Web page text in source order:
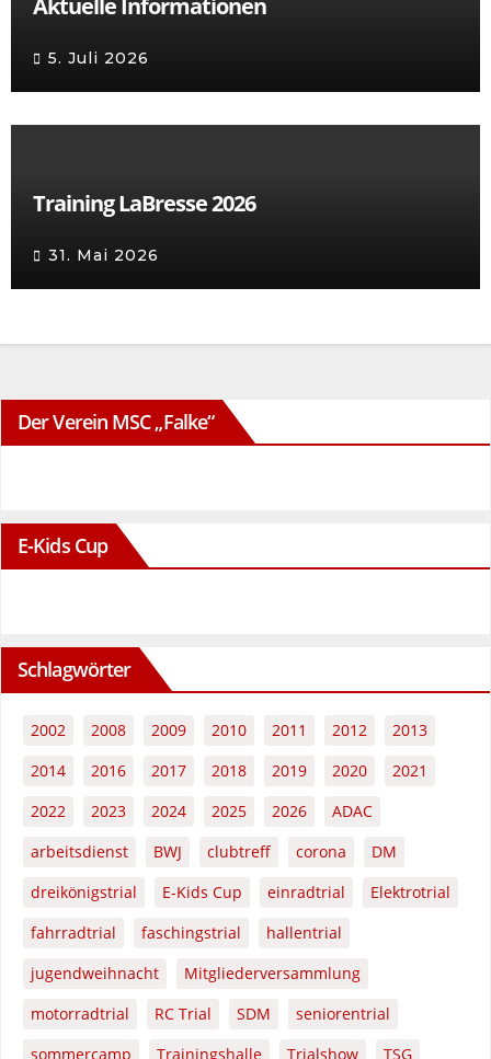
Aktuelle Informationen
5. Juli 2026
Training LaBresse 2026
31. Mai 2026
Der Verein MSC „Falke“
E-Kids Cup
Schlagwörter
2002 2008 2009 2010 2011 2012
2013
2014
2016 2017 2018 2019 2020
2021
2022
2023 2024 2025 2026
ADAC
arbeitsdienst
BWJ clubtreff corona
DM
dreikönigstrial
E-Kids Cup einradtrial
Elektrotrial
fahrradtrial
faschingstrial
hallentrial
jugendweihnacht
Mitgliederversammlung
motorradtrial
RC Trial SDM
seniorentrial
sommercamp
Trainingshalle Trialshow
TSG